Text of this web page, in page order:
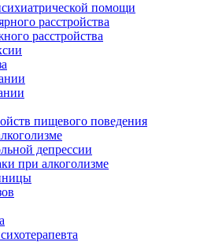
помощи
расстройства
расстройства
пищевого поведения
депрессии
при алкоголизме